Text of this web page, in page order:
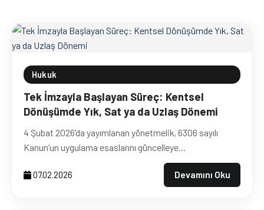
Hukuk
Tek İmzayla Başlayan Süreç: Kentsel
Dönüşümde Yık, Sat ya da Uzlaş Dönemi
4 Şubat 2026’da yayımlanan yönetmelik, 6306 sayılı
Kanun’un uygulama esaslarını güncelleye...
07.02.2026 Devamını Oku